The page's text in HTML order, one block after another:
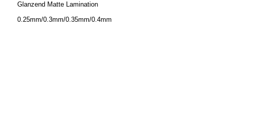
Glanzend Matte Lamination
0.25mm/0.3mm/0.35mm/0.4mm